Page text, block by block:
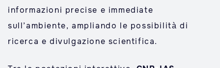
informazioni precise e immediate
sull’ambiente, ampliando le possibilità di
ricerca e divulgazione scientifica.